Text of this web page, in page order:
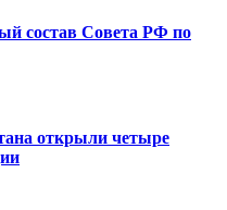
состав Совета РФ по
открыли четыре